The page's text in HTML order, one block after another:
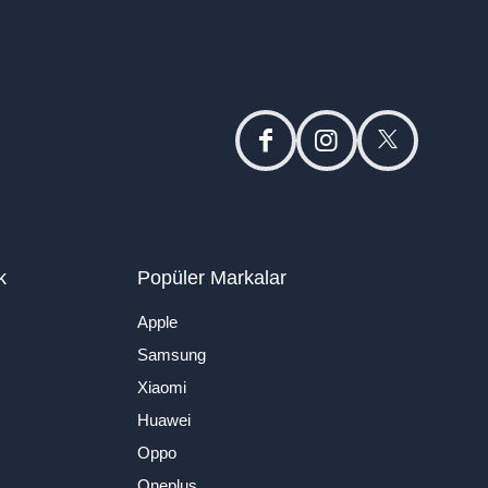
facebookinstagramtwitter
Popüler Markalar
Apple
Samsung
Xiaomi
Huawei
Oppo